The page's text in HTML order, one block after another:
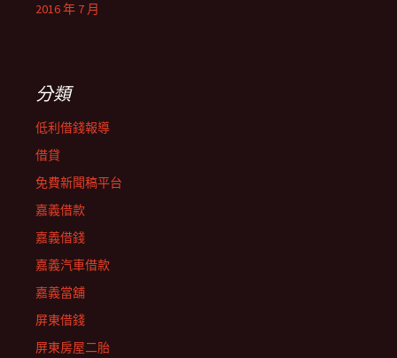
2016 年 7 月
分類
低利借錢報導
借貸
免費新聞稿平台
嘉義借款
嘉義借錢
嘉義汽車借款
嘉義當舖
屏東借錢
屏東房屋二胎